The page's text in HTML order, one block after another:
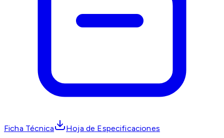
Ficha Técnica Hoja de Especificaciones